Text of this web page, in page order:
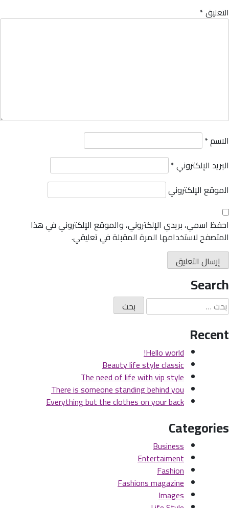
التعليق*
الاسم*
البريد الإلكتروني*
الموقع الإلكتروني
احفظ اسمي، بريدي الإلكتروني، والموقع الإلكتروني في هذا
المتصفح لاستخدامها المرة المقبلة في تعليقي.
Search
البحث
عن:
Recent
Hello world!
Beauty life style classic
The need of life with vip style
There is someone standing behind you
Everything but the clothes on your back
Categories
Business
Entertaiment
Fashion
Fashions magazine
Images